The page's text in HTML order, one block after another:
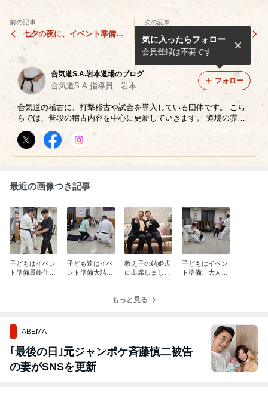
前の記事
七夕の夜に、イベント準備と
四方投げ
次の記事
岩本道場 6月の昇級審査全
て終了！（皆さん、お疲れさ
までした！）
合気道S.A.岩本道場のブログ
合気道S.A.指導員 岩本
合気道の稽古に、打撃稽古や試合を導入している団体です。 こち
らでは、普段の稽古内容を中心に更新していきます。 道場の雰囲
気や指導員岩本の人柄なども感じて欲しいです。
気に入ったらフォロー
会員登録は不要です
フォロー
最近の画像つき記事
子どもはイベン
ト準備最終仕上
子ども達はイベ
ント準備大詰
教え子の結婚式
に出席しまし
子どもはイベン
ト準備、大人は
もっと見る
ABEMA
｢最後の日｣元ジャンポケ斉藤慎二被告
の妻がSNSを更新